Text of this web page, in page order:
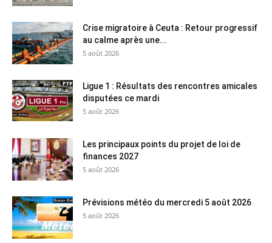
Crise migratoire à Ceuta : Retour progressif
au calme après une...
5 août 2026
Ligue 1 : Résultats des rencontres amicales
disputées ce mardi
5 août 2026
Les principaux points du projet de loi de
finances 2027
5 août 2026
Prévisions météo du mercredi 5 août 2026
5 août 2026